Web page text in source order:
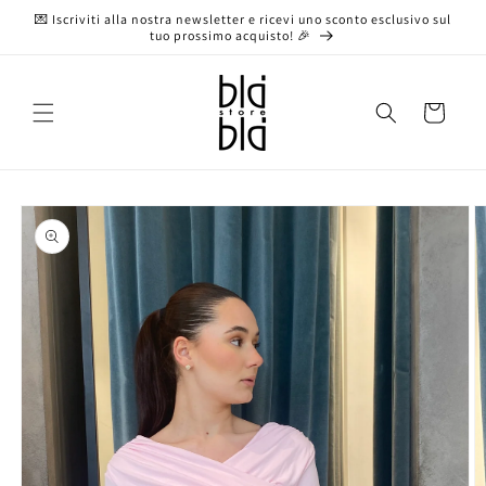
direttamente
💌 Iscriviti alla nostra newsletter e ricevi uno sconto esclusivo sul
tuo prossimo acquisto! 🎉
Carrello
Passa alle
informazioni
sul prodotto